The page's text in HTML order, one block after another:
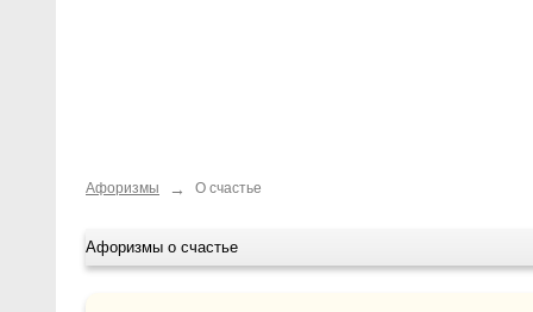
Афоризмы → О счастье
Афоризмы о счастье